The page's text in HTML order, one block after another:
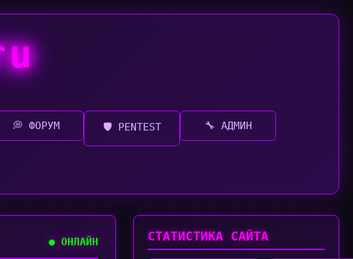
💭 ФОРУМ 🛡️ PENTEST 🔧 АДМИН
● ОНЛАЙН СТАТИСТИКА САЙТА